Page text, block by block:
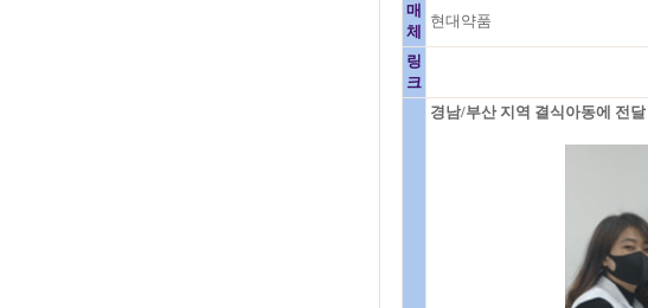
매
체
현대약품
링
크
경남/부산 지역 결식아동에 전달